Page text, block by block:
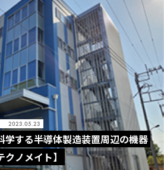
2023.05.23
学する半導体製造装置周辺の機器
ノメイト】